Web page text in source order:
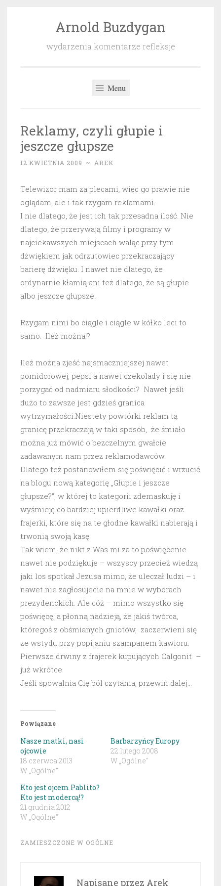
Arnold Buzdygan
wydarzenia komentarze refleksje
Menu
Reklamy, czyli głupie i
jeszcze głupsze
12 KWIETNIA 2009 ~ AREK
Telewizor mam za plecami, więc go prawie nie
oglądam, ale i tak rzygam reklamami.
I nie dlatego, że jest ich tak przesadna ilość. Nie
dlatego, że przerywają filmy i programy w
najciekawszych miejscach waląc przy tym
dźwiękiem jak odrzutowiec przekraczający
barierę dźwięku. I nawet nie dlatego, że
ordynarnie kłamią ani też dlatego, że są głupie
albo jeszcze głupsze.
Rzygam nimi bo ciągle i ciągle w kółko leci to
samo. Ileż można!?
Ileż można zjeść najsmaczniejszej nawet
pomidorowej, pepsi a nawet czekolady i się nie
porzygać od nadmiaru słodkości? Nawet jeśli
dużo to zawsze jest gdzieś granica
wytrzymałości.Niestety powtórki reklam tą
granicę przekraczają w taki sposób, że śmiało
można już mówić o bezczelnym gwałcie
zadawanym nam przez reklamodawców.
Dlatego też postanowiłem się poświęcić i wrzucić
na blogu nową kategorię „Głupie i jeszcze
głupsze?”, w której to kategorii zdemaskuję i
wyśmieję co bardziej upierdliwe kawałki oraz
frajerki, które się na te głodne kawałki nabierają i
trwonią swoją kasę.
Tak wiem, że nikt z Was mi za to poświęcenie
nawet nie podziękuje – wszyscy przecież wiedzą
jaki los spotkał Jezusa mimo, że uleczał ludzi – i
nawet nie zagłosujecie na mnie w wyborach
prezydenckich. Ale cóż – mimo wszystko się
poświęcę, a płonną nadzieją, że jakiś twórca,
któregoś z obśmianych gniotów, zaczerwieni się
ze wstydu przy popijaniu szampanem kawioru.
Pierwsze drwiny z frajerek kupujących Calgonit –
już wkrótce.
Jeśli spowalnia Cię ból czytania, przewiń dalej…
Powiązane
Nasze matki, nasi
ojcowie
18 czerwca 2013
W „Ogólne"
Barbarzyńcy Europy
22 lutego 2008
W „Ogólne"
Kto jest ojcem Pablito?
Kto jest modercą!?
21 grudnia 2012
W „Ogólne"
ZAMIESZCZONE W OGÓLNE
Napisane przez Arek